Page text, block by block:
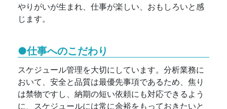
やりがいが生まれ、仕事が楽しい、おもしろいと感
じます。
●仕事へのこだわり
スケジュール管理を大切にしています。分析業務に
おいて、安全と品質は最優先事項であるため、焦り
は禁物ですし、納期の短い依頼にも対応できるよう
に、スケジュールには常に余裕をもっておきたいと